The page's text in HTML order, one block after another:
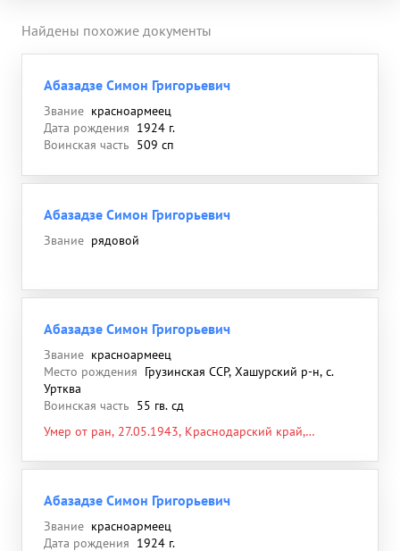
Найдены похожие документы
Абазадзе Симон Григорьевич
Звание красноармеец
Дата рождения 1924 г.
Воинская часть 509 сп
Абазадзе Симон Григорьевич
Звание рядовой
Абазадзе Симон Григорьевич
Звание красноармеец
Место рождения Грузинская ССР, Хашурский р-н, с.
Уртква
Воинская часть 55 гв. сд
Умер от ран, 27.05.1943, Краснодарский край,
гражданское кладбище, могила № 6
Абазадзе Симон Григорьевич
Звание красноармеец
Дата рождения 1924 г.